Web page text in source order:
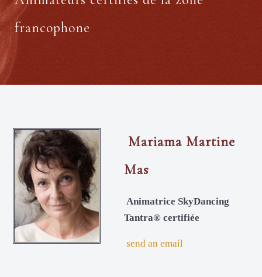
francophone
Mariama Martine
Mas
Animatrice SkyDancing
Tantra® certifiée
send an email